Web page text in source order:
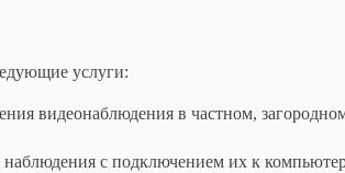
услуги:
видеонаблюдения в частном,
наблюдения с подключением их к